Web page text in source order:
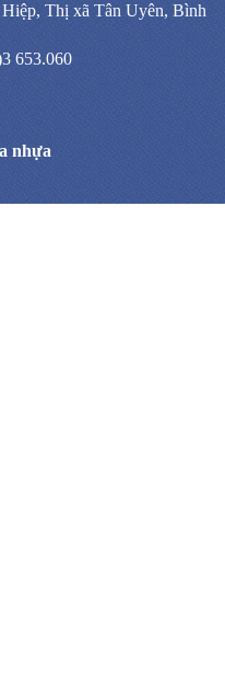
Thị xã Tân Uyên, Bình
653.060
nhựa